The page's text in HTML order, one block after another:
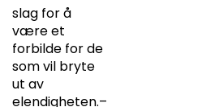
slag for å
være et
forbilde for de
som vil bryte
ut av
elendigheten.–